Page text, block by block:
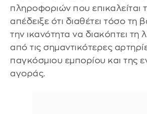
πληροφοριών που επικαλείται
απέδειξε ότι διαθέτει τόσο τη
την ικανότητα να διακόπτει τη
από τις σημαντικότερες
παγκόσμιου εμπορίου και της
αγοράς.